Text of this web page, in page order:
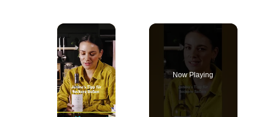
×
Now Playing